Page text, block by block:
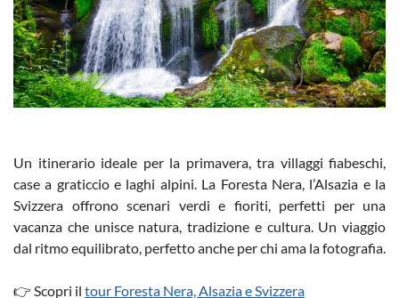
Un itinerario ideale per la primavera, tra villaggi fiabeschi,
case a graticcio e laghi alpini. La Foresta Nera, l’Alsazia e la
Svizzera offrono scenari verdi e fioriti, perfetti per una
vacanza che unisce natura, tradizione e cultura. Un viaggio
dal ritmo equilibrato, perfetto anche per chi ama la fotografia.
👉 Scopri il tour Foresta Nera, Alsazia e Svizzera